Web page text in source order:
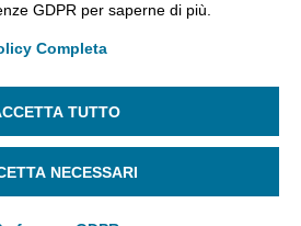
Società Soggetta alla Direzione e al
S.p.A. – P.IVA 07945211006 –
GDPR per saperne di più.
Completa
TUTTO
NECESSARI